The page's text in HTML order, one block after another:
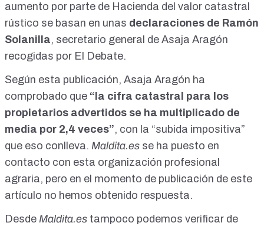
aumento por parte de Hacienda del valor catastral
rústico se basan en unas declaraciones de Ramón
Solanilla, secretario general de Asaja Aragón
recogidas por El Debate.
Según esta publicación, Asaja Aragón ha
comprobado que “la cifra catastral para los
propietarios advertidos se ha multiplicado de
media por 2,4 veces”, con la “subida impositiva”
que eso conlleva. Maldita.es se ha puesto en
contacto con esta organización profesional
agraria, pero en el momento de publicación de este
artículo no hemos obtenido respuesta.
Desde Maldita.es tampoco podemos verificar de